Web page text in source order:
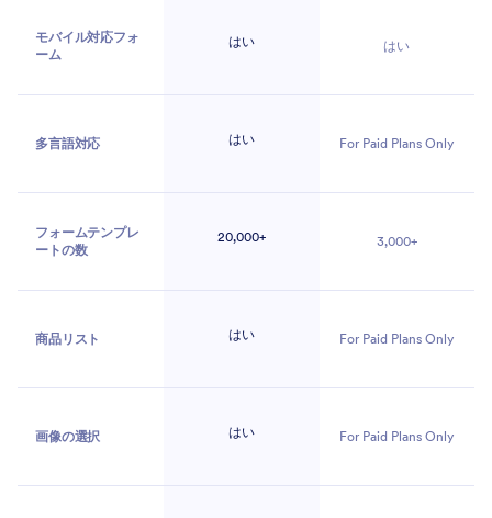
モバイル対応フォ
ーム
はい はい
多言語対応 はい For Paid Plans Only
フォームテンプレ
ートの数
20,000+ 3,000+
商品リスト はい For Paid Plans Only
画像の選択 はい For Paid Plans Only